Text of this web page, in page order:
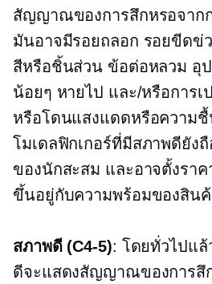
สัญญาณของการสึกหรอจาก
มันอาจมีรอยถลอก รอยขีดข่
สีหรือชิ้นส่วน ข้อต่อหลวม อุป
น้อยๆ หายไป และ/หรือการเ
หรือโดนแสงแดดหรือความ
โมเดลฟิกเกอร์ที่มีสภาพดียัง
ของนักสะสม และอาจตั้งราค
ขึ้นอยู่กับความพร้อมของสิน
สภาพดี (C4-5): โดยทั่วไปแ
ดีจะแสดงสัญญาณของการสึ